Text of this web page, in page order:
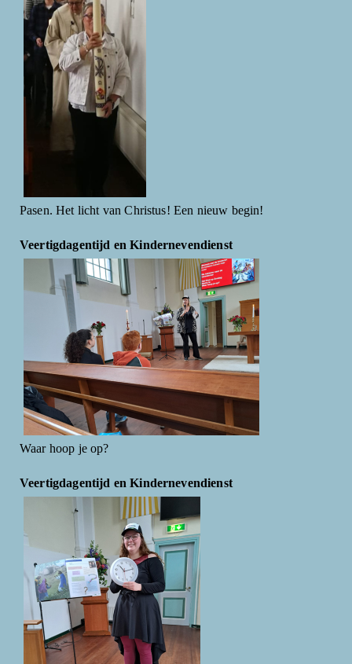
Pasen. Het licht van Christus! Een nieuw begin!
Veertigdagentijd en Kindernevendienst
Waar hoop je op?
Veertigdagentijd en Kindernevendienst